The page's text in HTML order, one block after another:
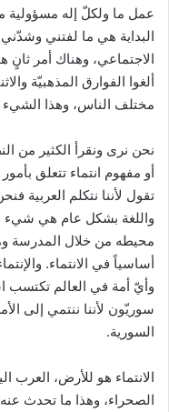
عمل ما ولكلّ إله مسؤولية
البداية هي ما لفتني
الاجتماعي، وهناك أمر
ألغوا الفوارق المذهبيّة
مختلف الناس، وهذا
نحن نرى ونقرأ الكثير من
أو مفهوم انتماء تتعلق
تقول لأننا نتكلم العربية
واللغة بشكل عام هي شيء
محيطه من خلال المدرسة
أساسياً في الانتماء.
وأيّ أمة في العالم تكتسب
سوريّون لأننا ننتمي إلى
السورية.
الانتماء هو للأرض،
الصحراء، وهذا ما تحدث